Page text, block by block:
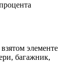
элементе
багажник,